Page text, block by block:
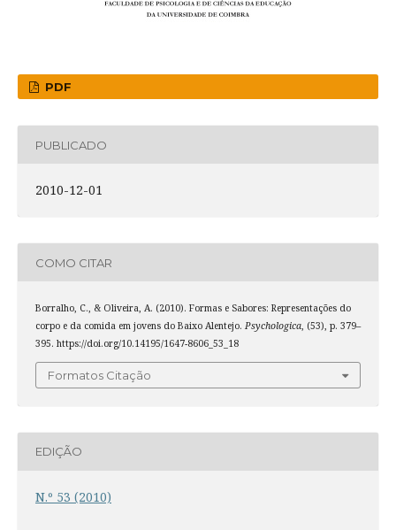
PDF
PUBLICADO
2010-12-01
COMO CITAR
Borralho, C., & Oliveira, A. (2010). Formas e Sabores: Representações do
corpo e da comida em jovens do Baixo Alentejo. Psychologica, (53), p. 379–
395. https://doi.org/10.14195/1647-8606_53_18
Formatos Citação
EDIÇÃO
N.º 53 (2010)